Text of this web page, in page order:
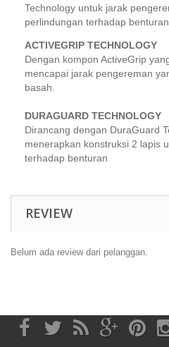
Technology untuk jarak
perlindungan terhadap benturan
ACTIVEGRIP TECHNOLOGY
Dengan kompon ActiveGrip
mencapai jarak pengereman
basah.
DURAGUARD TECHNOLOGY
Dirancang dengan DuraGuard
menerapkan konstruksi 2 lapis
terhadap benturan
REVIEW
Belum ada review dari pelanggan.